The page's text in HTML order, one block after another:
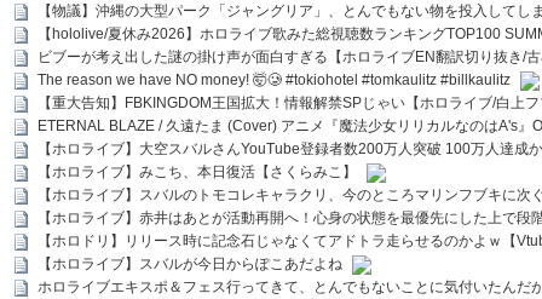
【物議】沖縄の大型パーク「ジャングリア」、とんでもない物を投入してし
【hololive/夏休み2026】ホロライブ歌みた総視聴数ランキングTOP100
ビブーが考え出した謎の掛け声が面白すぎる【ホロライブEN翻訳切り抜き/
The reason we have NO money! 🤯🥲 #tokiohotel #tomkaulitz #billkaulitz
【重大告知】FBKINGDOM王国拡大！情報解禁SPじゃい【ホロライブ/白上
ETERNAL BLAZE / 久遠たま (Cover) アニメ『魔法少女リリカルなのはA's』
【ホロライブ】大空スバルさんYouTube登録者数200万人突破 100万人達成
【ホロライブ】みこち、本日復活【さくらみこ】
【ホロライブ】スバルのトモコレキャラクリ、今のところマリンフブキに
【ホロライブ】赤井はあとが活動再開へ！心身の状態を最優先にした上で段
【ホロドリ】リリース時に記念石じゃなくてアドトラ走らせるのかよｗ【
【ホロライブ】スバルが今日からぽこあだよね
ホロライブエキスポ＆フェス行ってきて、とんでもないことに気付いたんだ